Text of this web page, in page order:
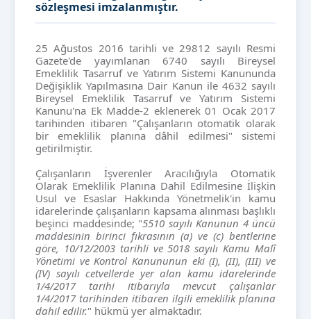
sözleşmesi imzalanmıştır.
25 Ağustos 2016 tarihli ve 29812 sayılı Resmi
Gazete'de yayımlanan 6740 sayılı Bireysel
Emeklilik Tasarruf ve Yatırım Sistemi Kanununda
Değişiklik Yapılmasına Dair Kanun ile 4632 sayılı
Bireysel Emeklilik Tasarruf ve Yatırım Sistemi
Kanunu'na Ek Madde-2 eklenerek 01 Ocak 2017
tarihinden itibaren "Çalışanların otomatik olarak
bir emeklilik planına dâhil edilmesi" sistemi
getirilmiştir.
Çalışanların İşverenler Aracılığıyla Otomatik
Olarak Emeklilik Planına Dahil Edilmesine İlişkin
Usul ve Esaslar Hakkında Yönetmelik'in kamu
idarelerinde çalışanların kapsama alınması başlıklı
beşinci maddesinde; "5510 sayılı Kanunun 4 üncü
maddesinin birinci fıkrasının (a) ve (c) bentlerine
göre, 10/12/2003 tarihli ve 5018 sayılı Kamu Malî
Yönetimi ve Kontrol Kanununun eki (I), (II), (III) ve
(IV) sayılı cetvellerde yer alan kamu idarelerinde
1/4/2017 tarihi itibarıyla mevcut çalışanlar
1/4/2017 tarihinden itibaren ilgili emeklilik planına
dahil edilir." hükmü yer almaktadır.